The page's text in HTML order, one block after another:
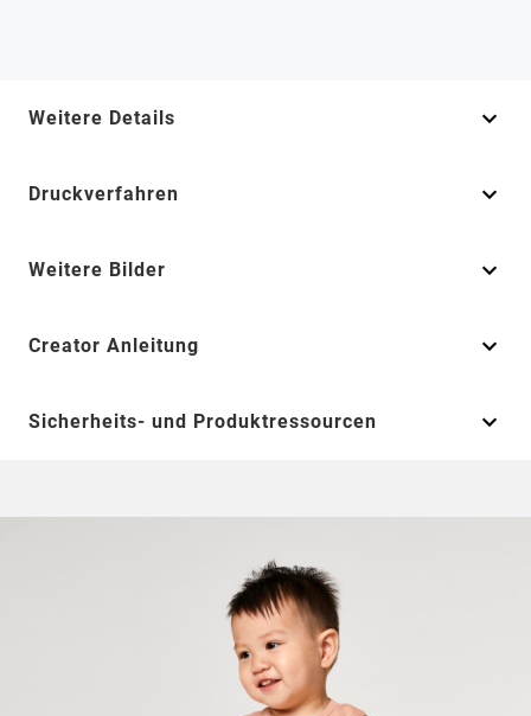
Weitere Details
Druckverfahren
Weitere Bilder
Creator Anleitung
Sicherheits- und Produktressourcen